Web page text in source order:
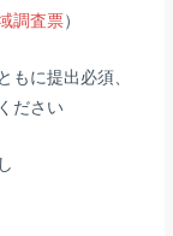
調査票）
に提出必須、
ださい